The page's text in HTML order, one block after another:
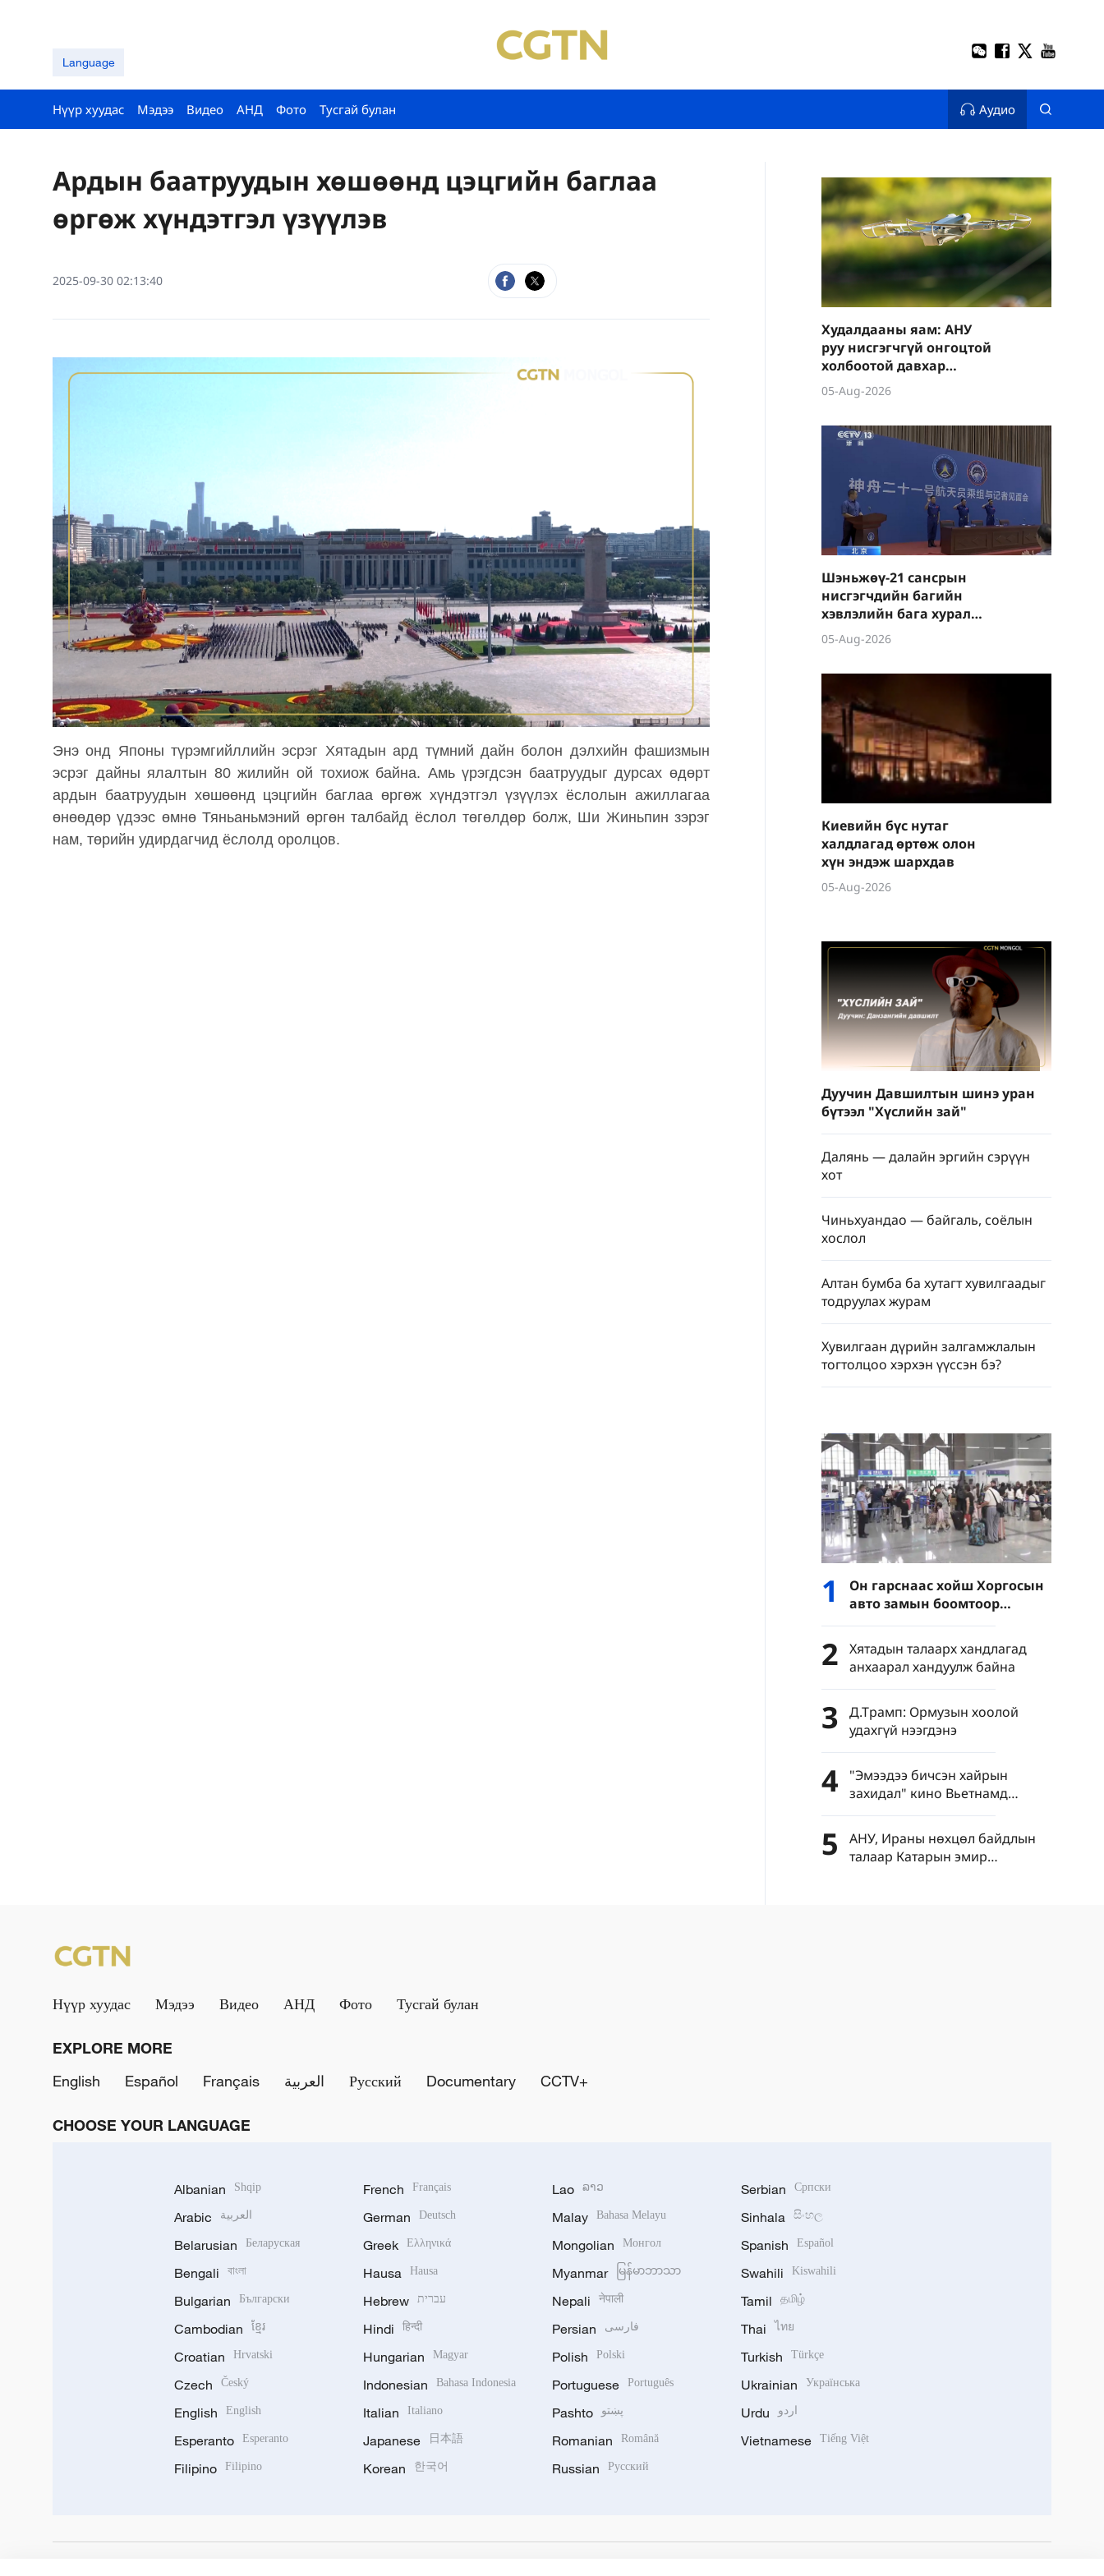
Language
Нүүр хуудас Мэдээ Видео АНД Фото Тусгай булан Аудио
Ардын баатруудын хөшөөнд цэцгийн баглаа
өргөж хүндэтгэл үзүүлэв
2025-09-30 02:13:40
Энэ онд Японы түрэмгийллийн эсрэг Хятадын ард түмний дайн болон дэлхийн фашизмын
эсрэг дайны ялалтын 80 жилийн ой тохиож байна. Амь үрэгдсэн баатруудыг дурсах өдөрт
ардын баатруудын хөшөөнд цэцгийн баглаа өргөж хүндэтгэл үзүүлэх ёслолын ажиллагаа
өнөөдөр үдээс өмнө Тяньаньмэний өргөн талбайд ёслол төгөлдөр болж, Ши Жиньпин зэрэг
нам, төрийн удирдагчид ёслолд оролцов.
Худалдааны яам: АНУ
руу нисгэгчгүй онгоцтой
холбоотой давхар
хэрэглээний барааны
экспортын хяналтыг
05-Aug-2026
Шэньжөү-21 сансрын
нисгэгчдийн багийн
хэвлэлийн бага хурал
Бээжинд болов
05-Aug-2026
Киевийн бүс нутаг
халдлагад өртөж олон
хүн эндэж шархдав
05-Aug-2026
Дуучин Давшилтын шинэ уран
бүтээл "Хүслийн зай"
Далянь — далайн эргийн сэрүүн
хот
Чиньхуандао — байгаль, соёлын
хослол
Алтан бумба ба хутагт хувилгаадыг
тодруулах журам
Хувилгаан дүрийн залгамжлалын
тогтолцоо хэрхэн үүссэн бэ?
1
Он гарснаас хойш Хоргосын
авто замын боомтоор
нэвтэрсэн зорчигчдын тоо
нэг сая давлаа
2
Хятадын талаарх хандлагад
анхаарал хандуулж байна
3
Д.Трамп: Ормузын хоолой
удахгүй нээгдэнэ
4
"Эмээдээ бичсэн хайрын
захидал" кино Вьетнамд
нээлтээ хийлээ
5
АНУ, Ираны нөхцөл байдлын
талаар Катарын эмир
Нүүр хуудас Мэдээ Видео АНД Фото Тусгай булан
EXPLORE MORE
English
Español Français العربية Русский Documentary CCTV+
CHOOSE YOUR LANGUAGE
Albanian Shqip
Arabic العربية
Belarusian Беларуская
Bengali বাংলা
Bulgarian Български
Cambodian ខ្មែរ
Croatian Hrvatski
Czech Český
English English
Esperanto Esperanto
Filipino Filipino
French Français
German Deutsch
Greek Ελληνικά
Hausa Hausa
Hebrew עברית
Hindi हिन्दी
Hungarian Magyar
Indonesian Bahasa Indonesia
Italian Italiano
Japanese 日本語
Korean 한국어
Lao ລາວ
Malay Bahasa Melayu
Mongolian Монгол
Myanmar မြန်မာဘာသာ
Nepali नेपाली
Persian فارسی
Polish Polski
Portuguese Português
Pashto پښتو
Romanian Română
Russian Русский
Serbian Српски
Sinhala සිංහල
Spanish Español
Swahili Kiswahili
Tamil தமிழ்
Thai ไทย
Turkish Türkçe
Ukrainian Українська
Urdu اردو
Vietnamese Tiếng Việt